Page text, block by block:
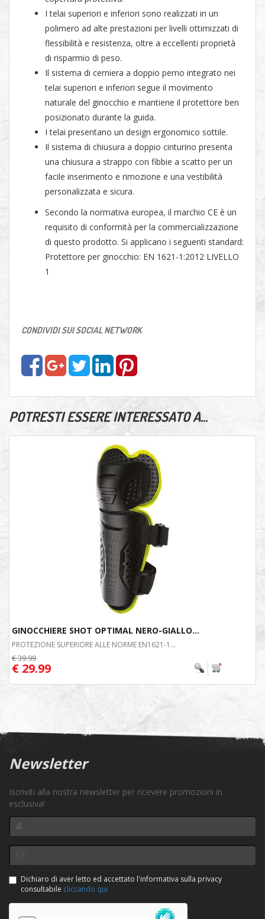
I telai superiori e inferiori sono realizzati in un
polimero ad alte prestazioni per livelli ottimizzati di
flessibilità e resistenza, oltre a eccellenti proprietà
di risparmio di peso.
Il sistema di cerniera a doppio perno integrato nei
telai superiori e inferiori segue il movimento
naturale del ginocchio e mantiene il protettore ben
posizionato durante la guida.
I telai presentano un design ergonomico sottile.
Il sistema di chiusura a doppio cinturino presenta
una chiusura a strappo con fibbie a scatto per un
facile inserimento e rimozione e una vestibilità
personalizzata e sicura.
Secondo la normativa europea, il marchio CE è un
requisito di conformità per la commercializzazione
di questo prodotto. Si applicano i seguenti standard:
Protettore per ginocchio: EN 1621-1:2012 LIVELLO
1
CONDIVIDI SUI SOCIAL NETWORK
POTRESTI ESSERE INTERESSATO A...
GINOCCHIERE SHOT OPTIMAL NERO-GIALLO...
PROTEZIONE SUPERIORE ALLE NORME EN1621-1...
€ 39.99
€ 29.99
Newsletter
Iscriviti alla nostra newsletter per ricevere promozioni in
esclusiva!
Dichiaro di aver letto ed accettato l'informativa sulla privacy
consultabile cliccando qui